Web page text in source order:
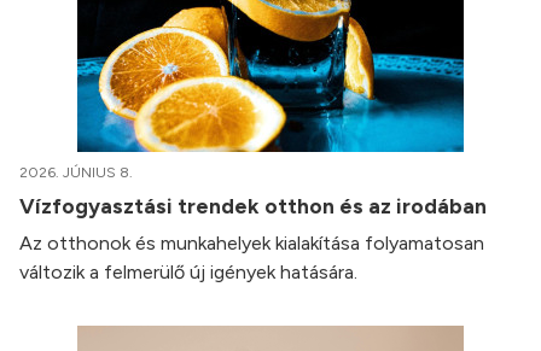
2026. JÚNIUS 8.
Vízfogyasztási trendek otthon és az irodában
Az otthonok és munkahelyek kialakítása folyamatosan
változik a felmerülő új igények hatására.